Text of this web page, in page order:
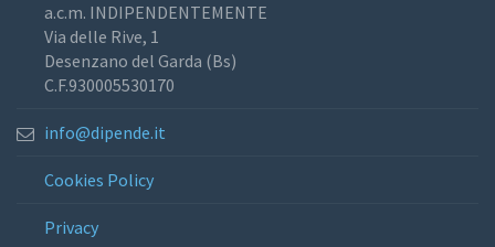
a.c.m. INDIPENDENTEMENTE
Via delle Rive, 1
Desenzano del Garda (Bs)
C.F.930005530170
info@dipende.it
Cookies Policy
Privacy